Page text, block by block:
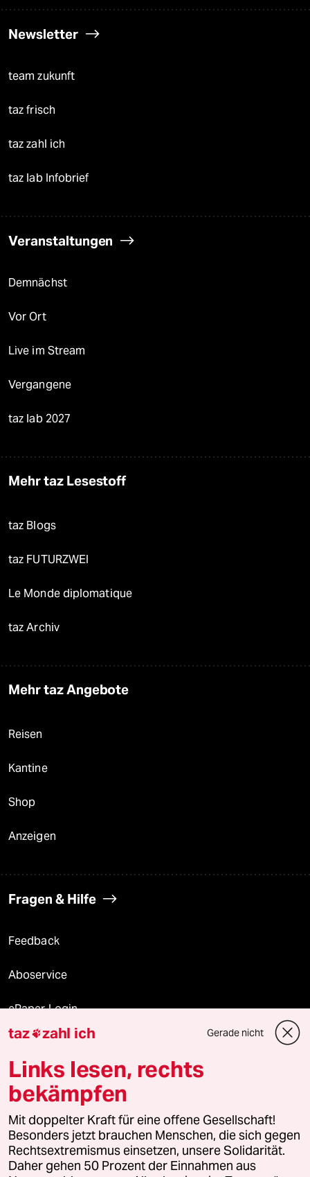
Newsletter
team zukunft
taz frisch
taz zahl ich
taz lab Infobrief
Veranstaltungen
Demnächst
Vor Ort
Live im Stream
Vergangene
taz lab 2027
Mehr taz Lesestoff
taz Blogs
taz FUTURZWEI
Le Monde diplomatique
taz Archiv
Mehr taz Angebote
Reisen
Kantine
Shop
Anzeigen
Fragen & Hilfe
Feedback
Aboservice
ePaper Login
Downloads für Abonnierende
© 2026 taz Verlags und Vertriebs GmbH
Alle Rechte vorbehalten. Bei rechtlichen Fragen oder für Genehmigungen
wenden Sie sich bitte an
lizenzen@taz.de
Feedback Redaktionsstatut Kommune-Richtlinien
taz zahl ich Gerade nicht
Links lesen, rechts
bekämpfen
Mit doppelter Kraft für eine offene Gesellschaft!
Besonders jetzt brauchen Menschen, die sich gegen
Rechtsextremismus einsetzen, unsere Solidarität.
Daher gehen 50 Prozent der Einnahmen aus